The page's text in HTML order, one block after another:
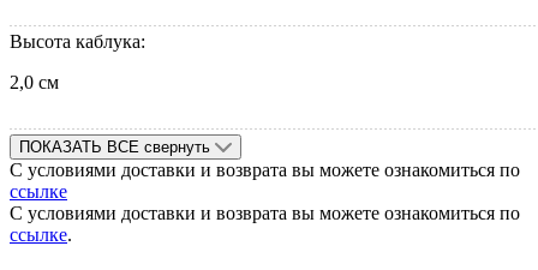
Высота каблука:
2,0 см
ПОКАЗАТЬ ВСЕ свернуть
С условиями доставки и возврата вы можете ознакомиться по
ссылке
С условиями доставки и возврата вы можете ознакомиться по
ссылке.